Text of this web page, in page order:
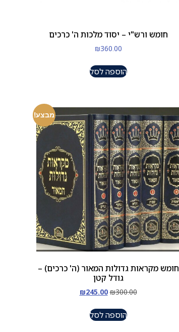
חומש ורש"י – יסוד מלכות ה' כרכים
₪360.00
הוספה לסל
מבצע!
חומש מקראות גדולות המאור (ה' כרכים) –
גודל קטן
₪300.00
₪245.00
הוספה לסל